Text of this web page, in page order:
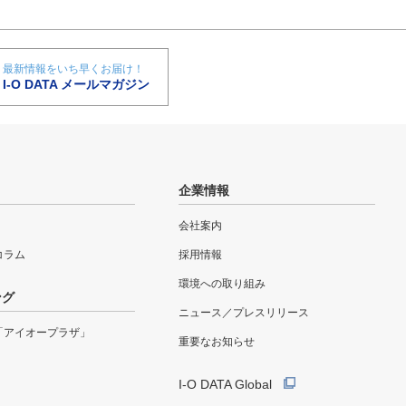
最新情報をいち早くお届け！
I-O DATA メールマガジン
ラム
イオープラザ」
企業情報
会社案内
採用情報
環境への取り組み
ニュース／プレスリリース
重要なお知らせ
I-O DATA Global